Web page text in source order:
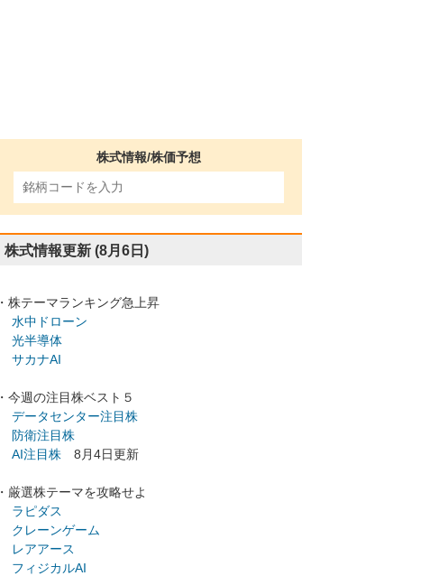
株式情報/株価予想
株式情報更新 (8月6日)
・株テーマランキング急上昇
水中ドローン
光半導体
サカナAI
・今週の注目株ベスト５
データセンター注目株
防衛注目株
AI注目株 8月4日更新
・厳選株テーマを攻略せよ
ラピダス
クレーンゲーム
レアアース
フィジカルAI